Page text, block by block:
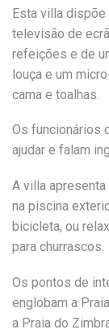
Esta villa dispõe
televisão de
refeições e de
louça e um
cama e toalhas.
Os funcionários
ajudar e falam
A villa
na piscina
bicicleta, ou
para churrascos.
Os pontos de
englobam a
a Praia do